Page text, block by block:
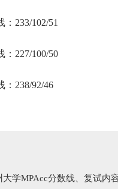
：233/102/51
：227/100/50
：238/92/46
大学MPAcc分数线、复试内